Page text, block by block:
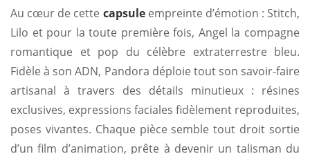
Au cœur de cette capsuleempreinte d’émotion : Stitch,
Lilo et pour la toute première fois, Angel la compagne
romantique et pop du célèbre extraterrestre bleu.
Fidèle à son ADN, Pandora déploie tout son savoir-faire
artisanal à travers des détails minutieux : résines
exclusives, expressions faciales fidèlement reproduites,
poses vivantes. Chaque pièce semble tout droit sortie
d’un film d’animation, prête à devenir un talisman du